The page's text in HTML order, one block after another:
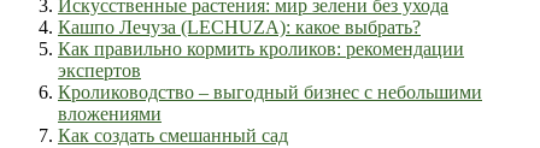
Искусственные растения: мир зелени без ухода
Кашпо Лечуза (LECHUZA): какое выбрать?
Как правильно кормить кроликов: рекомендации
экспертов
Кролиководство – выгодный бизнес с небольшими
вложениями
Как создать смешанный сад